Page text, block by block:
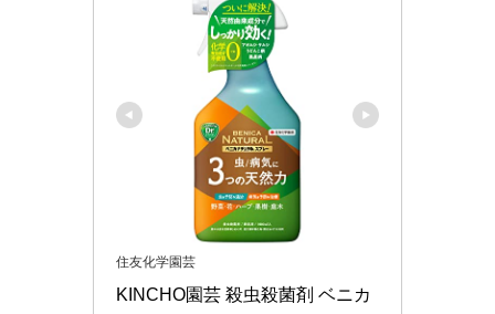
住友化学園芸
KINCHO園芸 殺虫殺菌剤 ベニカ